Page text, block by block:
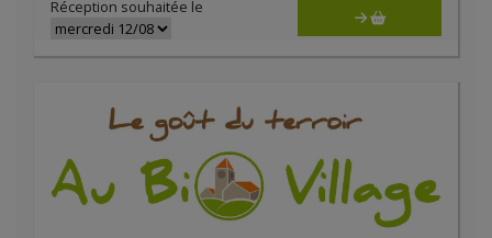
Réception souhaitée le